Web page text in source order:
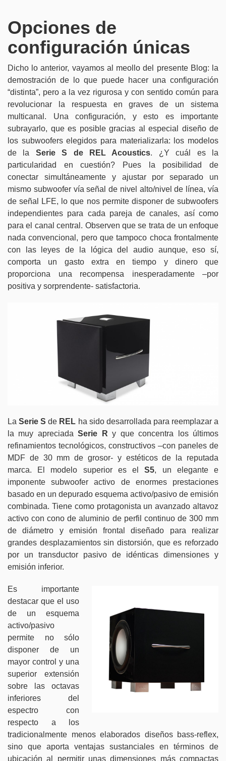
Opciones de
configuración únicas
Dicho lo anterior, vayamos al meollo del presente Blog: la
demostración de lo que puede hacer una configuración
“distinta”, pero a la vez rigurosa y con sentido común para
revolucionar la respuesta en graves de un sistema
multicanal. Una configuración, y esto es importante
subrayarlo, que es posible gracias al especial diseño de
los subwoofers elegidos para materializarla: los modelos
de la Serie S de REL Acoustics. ¿Y cuál es la
particularidad en cuestión? Pues la posibilidad de
conectar simultáneamente y ajustar por separado un
mismo subwoofer vía señal de nivel alto/nivel de línea, vía
de señal LFE, lo que nos permite disponer de subwoofers
independientes para cada pareja de canales, así como
para el canal central. Observen que se trata de un enfoque
nada convencional, pero que tampoco choca frontalmente
con las leyes de la lógica del audio aunque, eso sí,
comporta un gasto extra en tiempo y dinero que
proporciona una recompensa inesperadamente –por
positiva y sorprendente- satisfactoria.
LaSerie S de REL ha sido desarrollada para reemplazar a
la muy apreciadaSerie R y que concentra los últimos
refinamientos tecnológicos, constructivos –con paneles de
MDF de 30 mm de grosor- y estéticos de la reputada
marca. El modelo superior es elS5, un elegante e
imponente subwoofer activo de enormes prestaciones
basado en un depurado esquema activo/pasivo de emisión
combinada. Tiene como protagonista un avanzado altavoz
activo con cono de aluminio de perfil continuo de 300 mm
de diámetro y emisión frontal diseñado para realizar
grandes desplazamientos sin distorsión, que es reforzado
por un transductor pasivo de idénticas dimensiones y
emisión inferior.
Es importante
destacar que el uso
de un esquema
activo/pasivo
permite no sólo
disponer de un
mayor control y una
superior extensión
sobre las octavas
inferiores del
espectro con
respecto a los
tradicionalmente menos elaborados diseños bass-reflex,
sino que aporta ventajas sustanciales en términos de
ubicación al permitir unas dimensiones más compactas